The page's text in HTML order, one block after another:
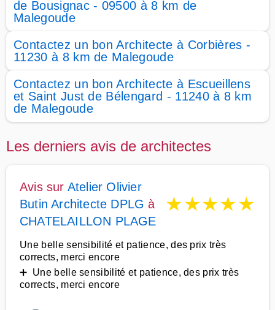
de Bousignac - 09500 à 8 km de
Malegoude
Contactez un bon Architecte à Corbières -
11230 à 8 km de Malegoude
Contactez un bon Architecte à Escueillens
et Saint Just de Bélengard - 11240 à 8 km
de Malegoude
Les derniers avis de architectes
Avis sur Atelier Olivier
Butin Architecte DPLG à
CHATELAILLON PLAGE
★★★★★
Une belle sensibilité et patience, des prix très
corrects, merci encore
➕ Une belle sensibilité et patience, des prix très
corrects, merci encore